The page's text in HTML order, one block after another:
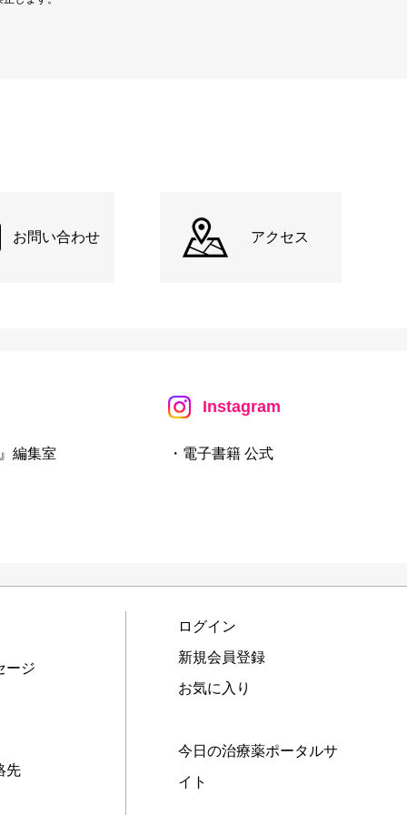
お問い合わせ アクセス
編集室
Instagram
・電子書籍 公式
ージ
先
ログイン
新規会員登録
お気に入り
今日の治療薬ポータルサ
イト